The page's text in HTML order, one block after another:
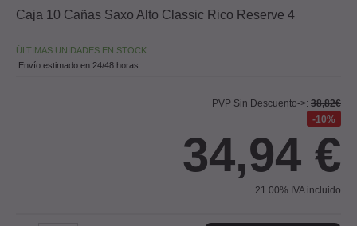
Caja 10 Cañas Saxo Alto Classic Rico Reserve 4
ÚLTIMAS UNIDADES EN STOCK
Envío estimado en 24/48 horas
PVP Sin Descuento->: 38,82€
10%
34,94 €
21.00% IVA incluido